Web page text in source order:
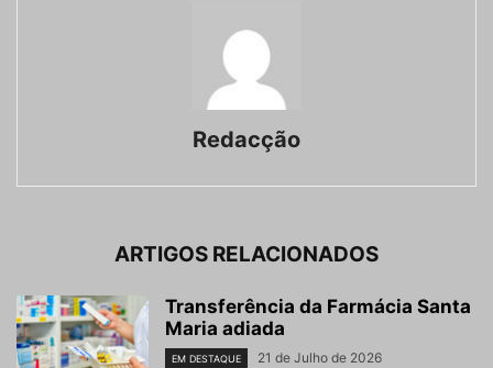
Redacção
ARTIGOS RELACIONADOS
Transferência da Farmácia Santa
Maria adiada
EM DESTAQUE 21 de Julho de 2026